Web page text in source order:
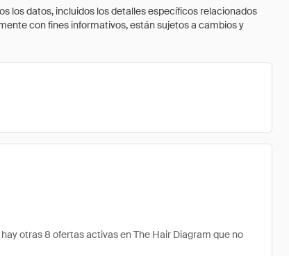
los datos, incluidos los detalles específicos relacionados
con fines informativos, están sujetos a cambios y
otras 8 ofertas activas en The Hair Diagram que no